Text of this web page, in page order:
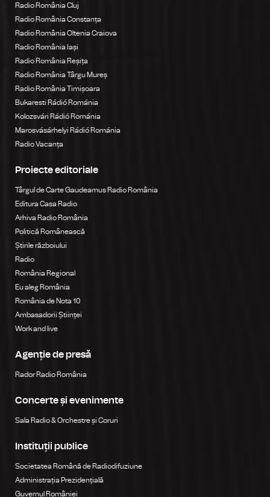
Radio România Cluj
Radio România Constanța
Radio România Oltenia Craiova
Radio România Iași
Radio România Reșița
Radio România Târgu Mureș
Radio România Timișoara
Bukaresti Rádió Románia
Kolozsvári Rádió Románia
Marosvásárhelyi Rádió Románia
Radio Vacanța
Proiecte editoriale
Târgul de Carte Gaudeamus Radio România
Editura Casa Radio
Arhiva Radio România
Politică Românească
Știrile războiului
Radio
România Regional
Eu aleg România
România de Nota 10
Ambasadorii Științei
Work and live
Agenție de presă
Rador Radio România
Concerte și evenimente
Sala Radio & Orchestre și Coruri
Instituții publice
Societatea Română de Radiodifuziune
Administrația Prezidențială
Guvernul României